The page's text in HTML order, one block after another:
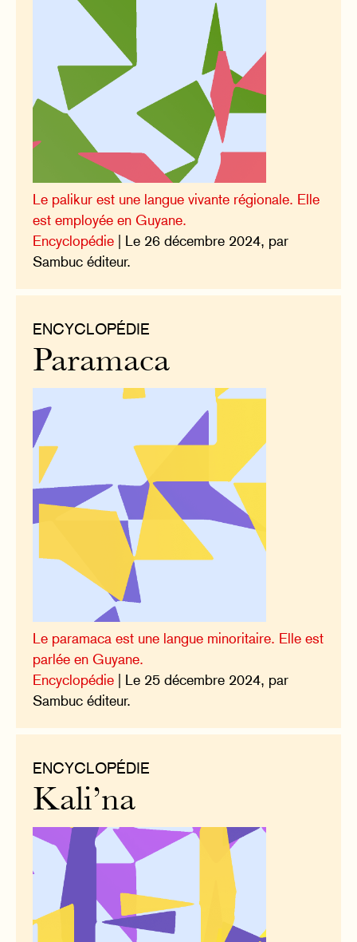
Le palikur est une langue vivante régionale. Elle
est employée en Guyane.
Encyclopédie | Le 26 décembre 2024, par
Sambuc éditeur.
ENCYCLOPÉDIE
Paramaca
Le paramaca est une langue minoritaire. Elle est
parlée en Guyane.
Encyclopédie | Le 25 décembre 2024, par
Sambuc éditeur.
ENCYCLOPÉDIE
Kali’na